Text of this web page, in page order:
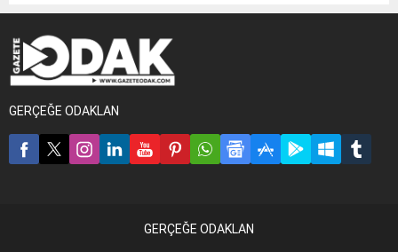
GERÇEĞE ODAKLAN
GERÇEĞE ODAKLAN